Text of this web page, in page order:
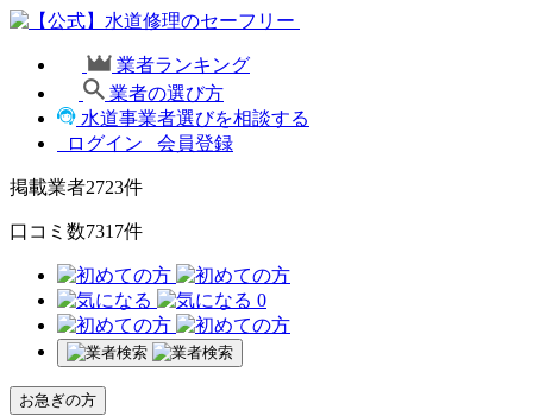
業者ランキング
業者の選び方
水道事業者選びを相談する
ログイン
会員登録
掲載業者2723件
口コミ数7317件
0
お急ぎの方